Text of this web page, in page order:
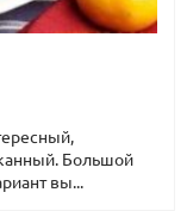
Большой
вы...